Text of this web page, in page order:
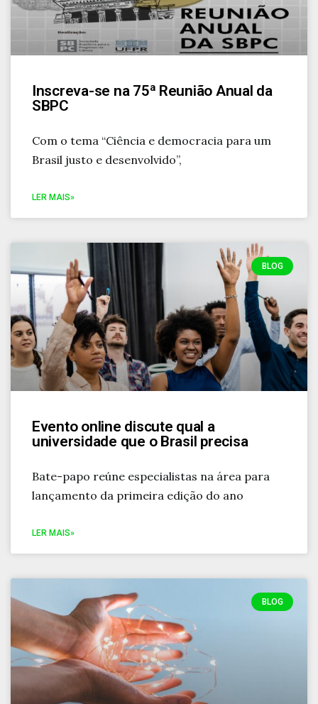
Inscreva-se na 75ª Reunião Anual da
SBPC
Com o tema “Ciência e democracia para um
Brasil justo e desenvolvido”,
LER MAIS»
BLOG
Evento online discute qual a
universidade que o Brasil precisa
Bate-papo reúne especialistas na área para
lançamento da primeira edição do ano
LER MAIS»
BLOG